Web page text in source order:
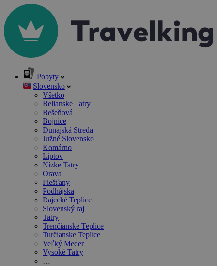
Pobyty
Slovensko
Všetko
Belianske Tatry
Bešeňová
Bojnice
Dunajská Streda
Južné Slovensko
Komárno
Liptov
Nízke Tatry
Orava
Piešťany
Podhájska
Rajecké Teplice
Slovenský raj
Tatry
Trenčianske Teplice
Turčianske Teplice
Veľký Meder
Vysoké Tatry
…